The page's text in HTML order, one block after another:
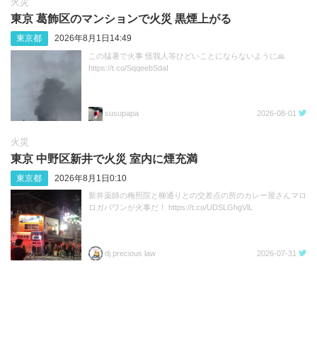
東京 葛飾区のマンションで火災 黒煙上がる
東京都 2026年8月1日14:49
この猛暑で火事 怪我人等ひどいことにならないように🙏
https://t.co/SqqeebSdaI
susupapa 2026-08-01
火災
東京 中野区新井で火災 室内に煙充満
東京都 2026年8月1日0:10
新井薬師の梅照院と柳通りとの交差点の所のカレー屋さんマロ
ロガバワンが火事だ！ https://t.co/UDSLGhgVlL
dj precious law 2026-07-31